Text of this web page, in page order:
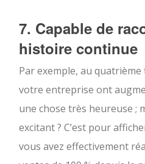
7. Capable de
histoire continue
Par exemple, au
votre entreprise ont
une chose très heureuse ;
excitant ? C’est pour
vous avez effectivement